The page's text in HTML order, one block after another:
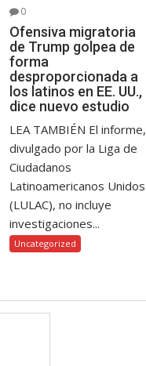
0
Ofensiva migratoria
de Trump golpea de
forma
desproporcionada a
los latinos en EE. UU.,
dice nuevo estudio
LEA TAMBIÉN El informe,
divulgado por la Liga de
Ciudadanos
Latinoamericanos Unidos
(LULAC), no incluye
investigaciones...
Uncategorized